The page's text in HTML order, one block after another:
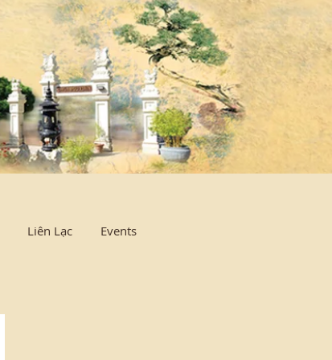
Log In
Liên Lạc Events